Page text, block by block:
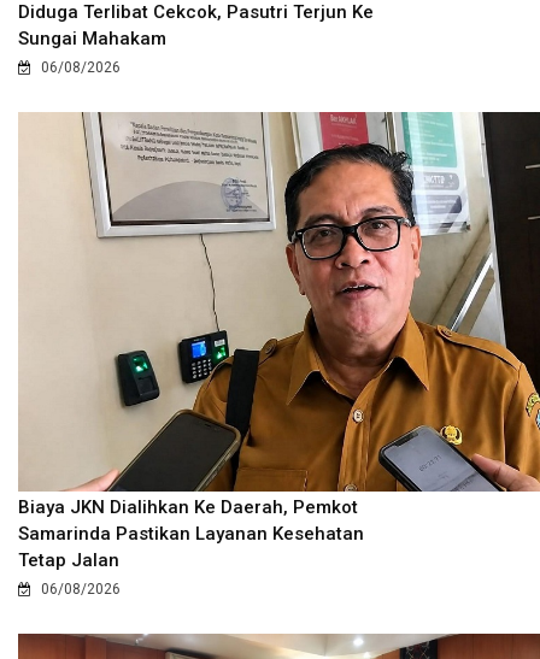
Diduga Terlibat Cekcok, Pasutri Terjun Ke
Sungai Mahakam
06/08/2026
Biaya JKN Dialihkan Ke Daerah, Pemkot
Samarinda Pastikan Layanan Kesehatan
Tetap Jalan
06/08/2026